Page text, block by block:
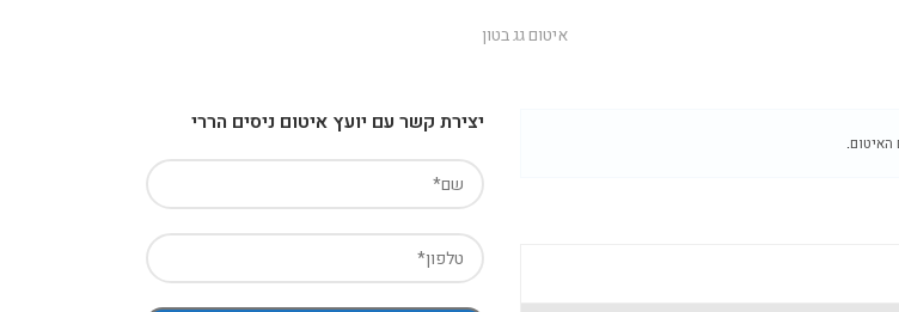
איטום גג בטון
האיטום.
יצירת קשר עם יועץ איטום ניסים הררי